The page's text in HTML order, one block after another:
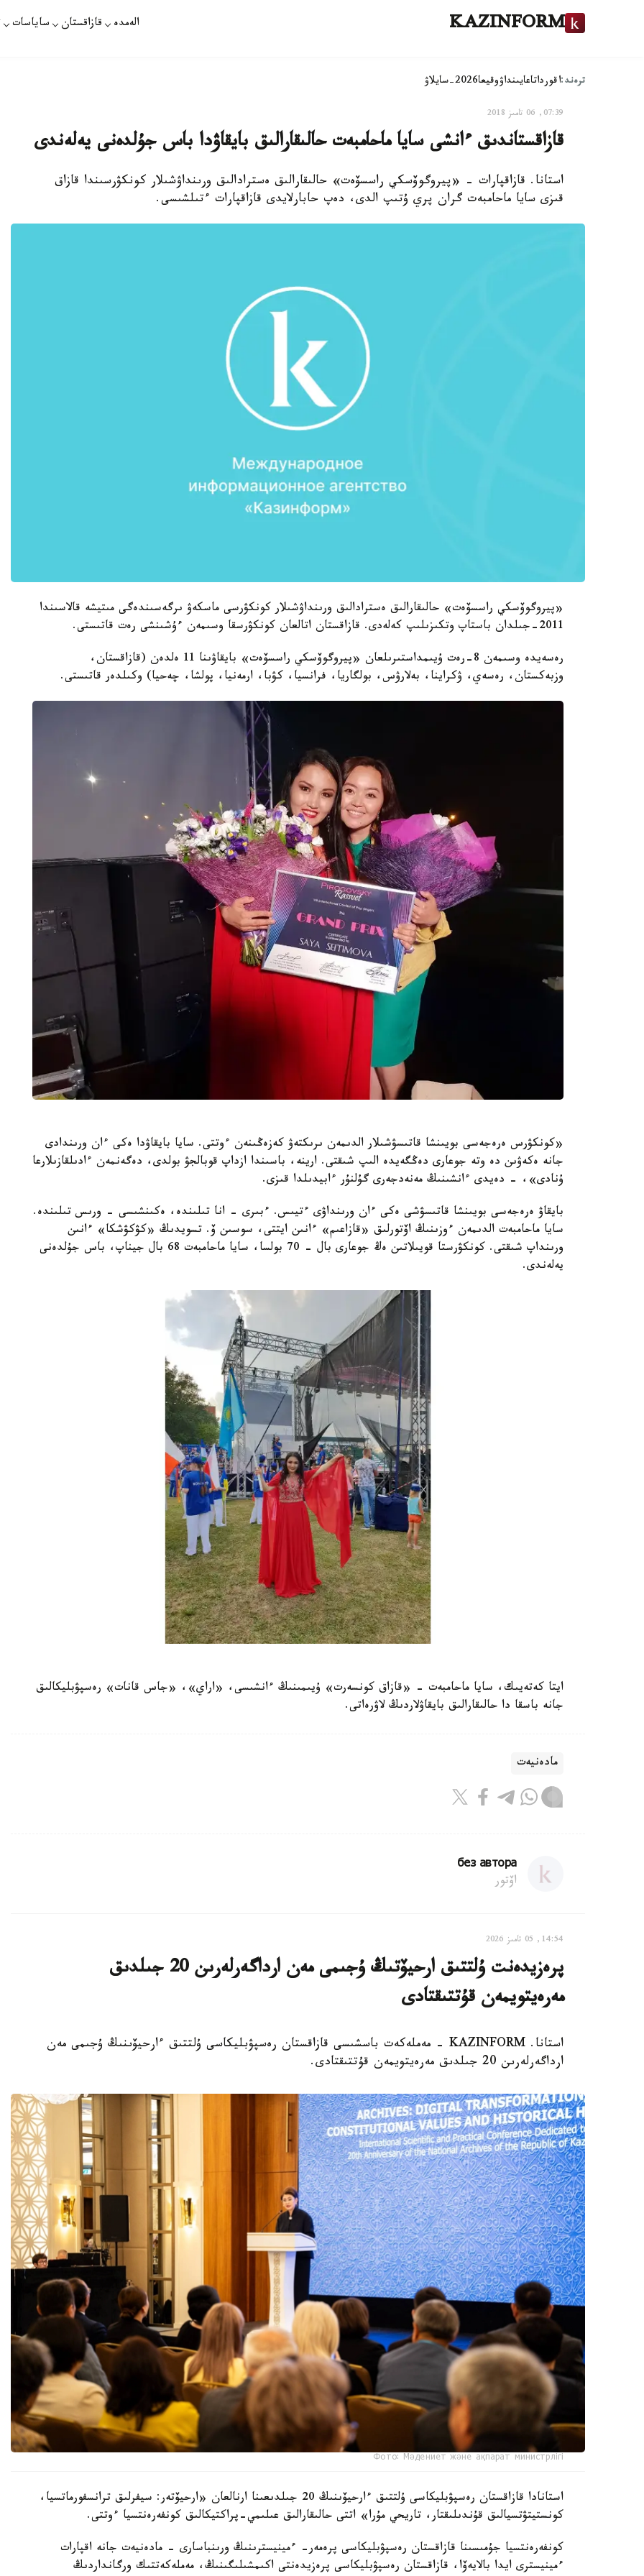
KAZINFORM الەمدە قازاقستان ساياسات
ترەند:اقورداتاعايىنداۋوقيعا2026-سايلاۋ
07:39, 06 تامىز 2018
قازاقستاندىق ءانشى سايا ماحامبەت حالىقارالىق بايقاۋدا باس جۇلدەنى يەلەندى
استانا. قازاقپارات - «پيروگوۆسكي راسسۆەت» حالىقارالىق ەسترادالىق ورىنداۋشىلار كونكۋرسىندا قازاق
قىزى سايا ماحامبەت گران پري ۇتىپ الدى، دەپ حابارلايدى قازاقپارات ءتىلشىسى.
«پيروگوۆسكي راسسۆەت» حالىقارالىق ەسترادالىق ورىنداۋشىلار كونكۋرسى ماسكەۋ ىرگەسىندەگى مىتيشە قالاسىندا
2011-جىلدان باستاپ وتكىزىلىپ كەلەدى. قازاقستان اتالعان كونكۋرسقا وسىمەن ءۇشىنشى رەت قاتىستى.
رەسەيدە وسىمەن 8-رەت ۇيىمداستىرىلعان «پيروگوۆسكي راسسۆەت» بايقاۋىنا 11 ەلدەن (قازاقستان،
وزبەكستان، رەسەي، ۋكراينا، بەلارۋس، بولگاريا، فرانسيا، كۋبا، ارمەنيا، پولشا، چەحيا) وكىلدەر قاتىستى.
«كونكۋرس ەرەجەسى بويىنشا قاتىسۋشىلار الدىمەن ىرىكتەۋ كەزەڭىنەن ءوتتى. سايا بايقاۋدا ەكى ءان ورىندادى
جانە ەكەۋىن دە وتە جوعارى دەڭگەيدە الىپ شىقتى. ارينە، باسىندا ازداپ قوبالجۋ بولدى، دەگەنمەن ءادىلقازىلارعا
ۇنادى»، - دەيدى ءانشىنىڭ مەنەدجەرى گۇلنۇر ءابيدىلدا قىزى.
بايقاۋ ەرەجەسى بويىنشا قاتىسۋشى ەكى ءان ورىنداۋى ءتيىس. ءبىرى - انا تىلىندە، ەكىنشىسى - ورىس تىلىندە.
سايا ماحامبەت الدىمەن ءوزىنىڭ اۆتورلىق «قازاعىم» ءانىن ايتتى، سوسىن ۆ. تسويدىڭ «كۋكۋشكا» ءانىن
ورىنداپ شىقتى. كونكۋرستا قويىلاتىن ەڭ جوعارى بال - 70 بولسا، سايا ماحامبەت 68 بال جيناپ، باس جۇلدەنى
يەلەندى.
ايتا كەتەيىك، سايا ماحامبەت - «قازاق كونسەرت» ۇيىمىنىڭ ءانشىسى، «اراي»، «جاس قانات» رەسپۋبليكالىق
جانە باسقا دا حالىقارالىق بايقاۋلاردىڭ لاۋرەاتى.
مادەنيەت
без автора
اۆتور
14:54, 05 تامىز 2026
پرەزيدەنت ۇلتتىق ارحيۆتىڭ ۇجىمى مەن ارداگەرلەرىن 20 جىلدىق
مەرەيتويمەن قۇتتىقتادى
استانا. KAZINFORM - مەملەكەت باسشىسى قازاقستان رەسپۋبليكاسى ۇلتتىق ءارحيۆىنىڭ ۇجىمى مەن
ارداگەرلەرىن 20 جىلدىق مەرەيتويمەن قۇتتىقتادى.
Фото: Мәдениет және ақпарат министрлігі
استانادا قازاقستان رەسپۋبليكاسى ۇلتتىق ءارحيۆىنىڭ 20 جىلدىعىنا ارنالعان «ارحيۆتەر: سيفرلىق ترانسفورماتسيا،
كونستيتۋتسيالىق قۇندىلىقتار، تاريحي مۇرا» اتتى حالىقارالىق عىلىمي-پراكتيكالىق كونفەرەنتسيا ءوتتى.
كونفەرەنتسيا جۇمىسىنا قازاقستان رەسپۋبليكاسى پرەمەر- ءمينيسترىنىڭ ورىنباسارى - مادەنيەت جانە اقپارات
ءمينيسترى ايدا بالايەۆا، قازاقستان رەسپۋبليكاسى پرەزيدەنتى اكىمشىلىگىنىڭ، مەملەكەتتىك ورگانداردىڭ